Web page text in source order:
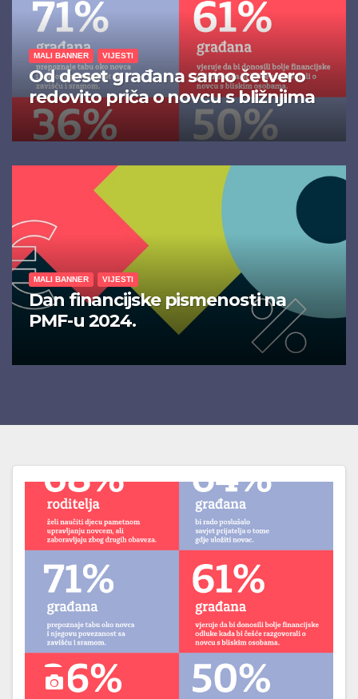
MALI BANNER VIJESTI
Od deset građana samo četvero
redovito priča o novcu s bližnjima
MALI BANNER VIJESTI
Dan financijske pismenosti na
PMF-u 2024.